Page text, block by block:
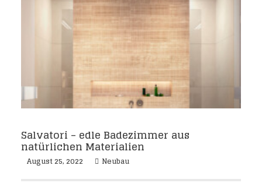
Salvatori – edle Badezimmer aus
natürlichen Materialien
August 25, 2022 Neubau